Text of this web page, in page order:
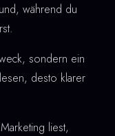
während du
sondern ein
desto klarer
liest,